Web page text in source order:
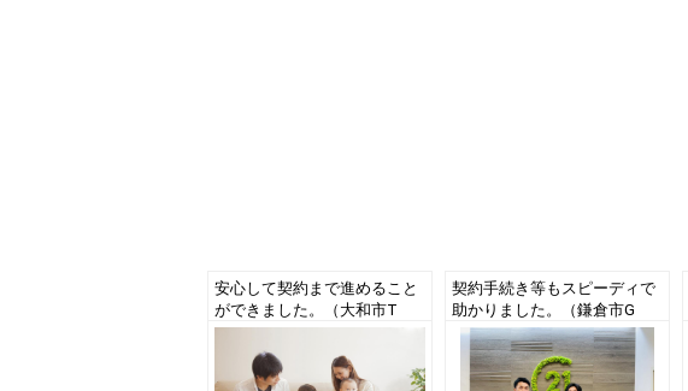
安心して契約まで進めること
ができました。（大和市T
様 土地ご成約）
契約手続き等もスピーディで
助かりました。（鎌倉市G
様 新築一戸建てご購入）